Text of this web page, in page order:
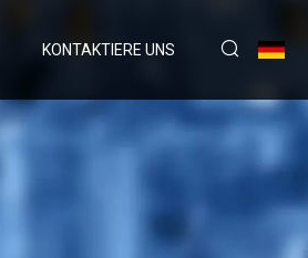
KONTAKTIERE UNS